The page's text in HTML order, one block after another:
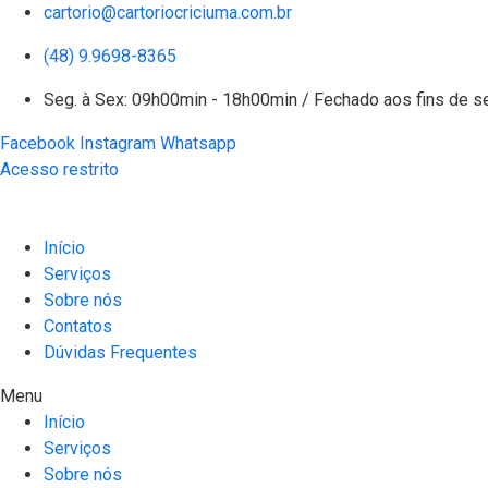
cartorio@cartoriocriciuma.com.br
(48) 9.9698-8365
Seg. à Sex: 09h00min - 18h00min / Fechado aos fins de
Facebook Instagram Whatsapp
Acesso restrito
Início
Serviços
Sobre nós
Contatos
Dúvidas Frequentes
Menu
Início
Serviços
Sobre nós